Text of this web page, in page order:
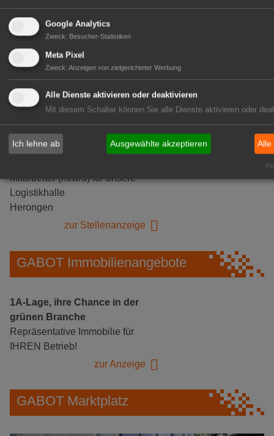
Mitarbeiter (m/w/d) für unsere
Logistikhalle
Herongen
zur Stellenanzeige
GABOT Immobilienangebote
1A-Lage, ihre Chance in der
grünen Branche
Repräsentative Immobilie für
IHREN Betrieb!
zur Anzeige
GABOT Marktplatz
Google Analytics
Zweck: Besucher-Statistiken
Meta Pixel
Zweck: Anzeigen von zielgerichteter Werbung
Alle Dienste aktivieren oder deaktivieren
Mit diesem Schalter können Sie alle Dienste aktivieren oder
Ich lehne ab Ausgewählte akzeptieren Alle